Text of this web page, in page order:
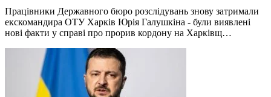
Працівники Державного бюро розслідувань знову затримали
екскомандира ОТУ Харків Юрія Галушкіна - були виявлені
нові факти у справі про прорив кордону на Харківщ…